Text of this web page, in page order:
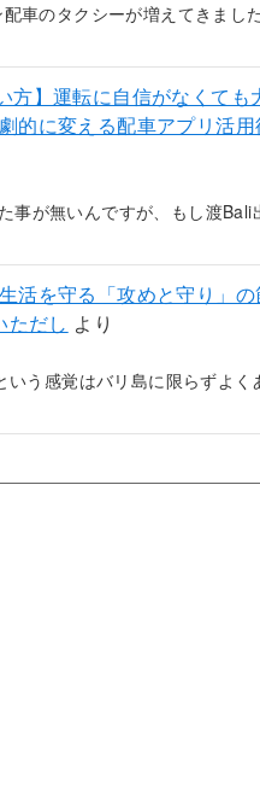
車のタクシーが増えてきまし
方】運転に自信がなくても
的に変える配車アプリ活用
事が無いんですが、もし渡Bali
活を守る「攻めと守り」の
ただし より
いう感覚はバリ島に限らずよく